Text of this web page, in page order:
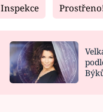
Fresh
NOVINKY
Inspekce